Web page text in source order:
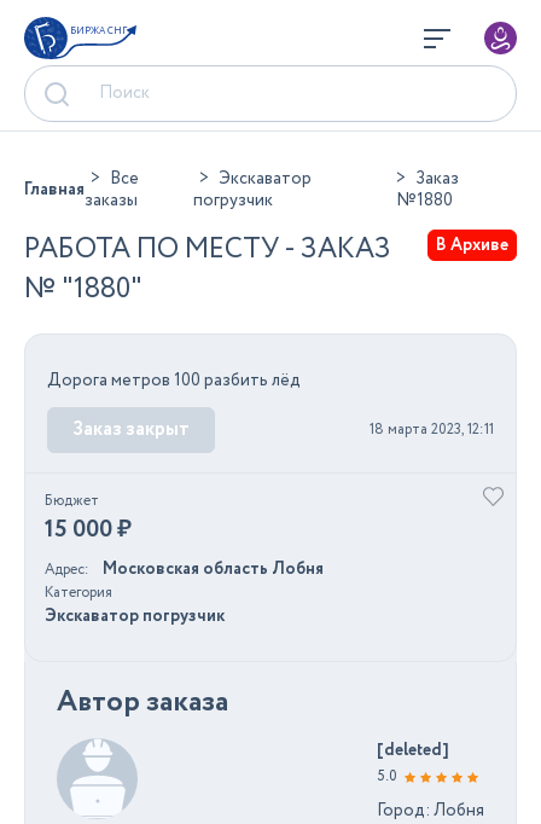
БИРЖА СНГ
Главная
Все
заказы
Экскаватор
погрузчик
Заказ
№1880
РАБОТА ПО МЕСТУ - ЗАКАЗ
№ "1880"
В Архиве
Дорога метров 100 разбить лёд
Заказ закрыт 18 марта 2023, 12:11
Бюджет
15 000 ₽
Адрес Московская область Лобня
Категория
Экскаватор погрузчик
Автор заказа
[deleted]
5.0
Город: Лобня